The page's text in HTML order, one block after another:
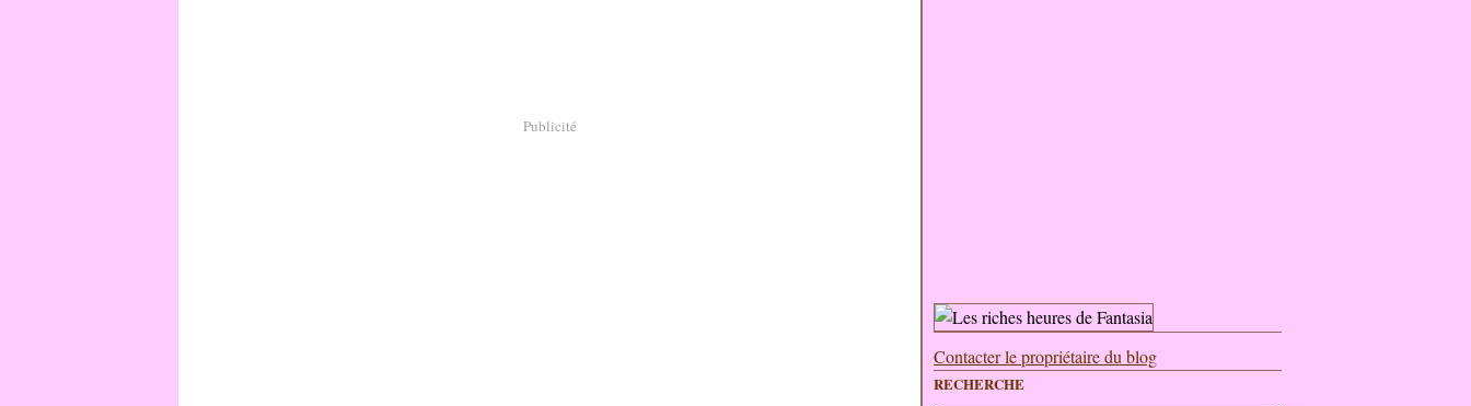
Publicité
Contacter le propriétaire du blog
RECHERCHE